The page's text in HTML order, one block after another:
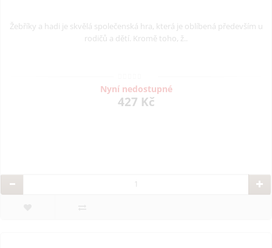
Žebříky a hadi je skvělá společenská hra, která je oblíbená především u
rodičů a dětí. Kromě toho, ž..
Nyní nedostupné
427 Kč